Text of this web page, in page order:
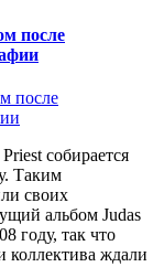
после
собирается
Таким
своих
альбом Judas
году, так что
коллектива ждали